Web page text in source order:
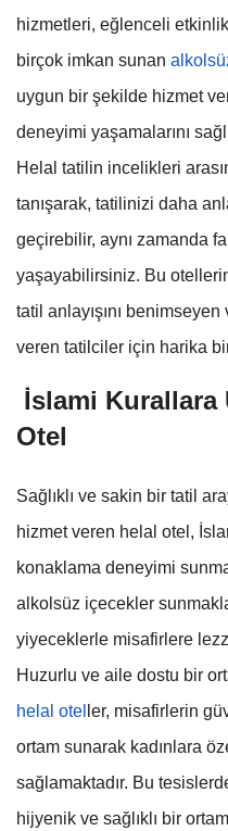
hizmetleri, eğlenceli
birçok imkan sunan
uygun bir şekilde hizmet
deneyimi yaşamalarını
Helal tatilin incelikleri
tanışarak, tatilinizi daha
geçirebilir, aynı zamanda
yaşayabilirsiniz. Bu
tatil anlayışını
veren tatilciler için harika
İslami
Otel
Sağlıklı ve sakin bir tatil
hizmet veren helal otel,
konaklama deneyimi
alkolsüz içecekler
yiyeceklerle misafirlere
Huzurlu ve aile dostu bir
helal otel ler, misafirlerin
ortam sunarak kadınlara
sağlamaktadır. Bu
hijyenik ve sağlıklı bir